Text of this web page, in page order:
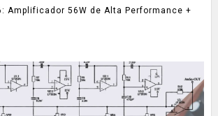
Amplificador 56W de Alta Performance +